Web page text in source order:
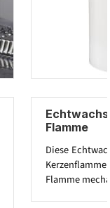
Flamme
Diese
Flamme